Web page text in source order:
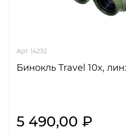
Арт. 14232
Бинокль Travel 10x,
5 490,00 ₽